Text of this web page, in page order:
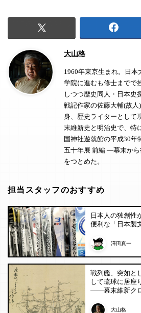
大山格
1960年東京生まれ。日
学院に進むも修士までで
しつつ歴史同人・日本史
戦記作家の佐藤大輔(故
身、歴史ライターとして
末維新史と明治史で、特
国神社遊就館の平成30年
五十年展 前編 ―幕末か
をつとめた。
担当スタッフのおすすめ
日本人の独創性
便利な「日本製
澤田真一
戦列艦、突如と
して琉球に居座
——幕末維新ク
大山格